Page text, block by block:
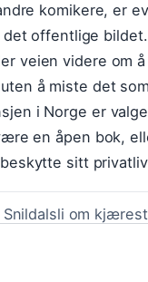
komikere, er
offentlige
veien videre om
å miste det
i Norge er
en åpen bok,
sitt
Snildalsli om